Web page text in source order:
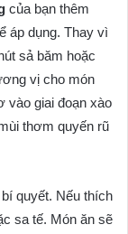
của bạn thêm
áp dụng. Thay vì
sả băm hoặc
vị cho món
vào giai đoạn xào
thơm quyến rũ
quyết. Nếu thích
sa tế. Món ăn sẽ